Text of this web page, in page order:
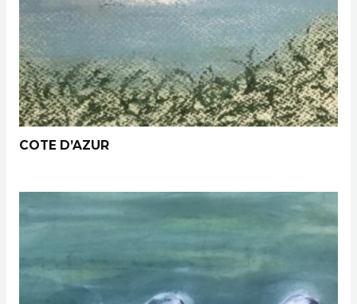
COTE D’AZUR